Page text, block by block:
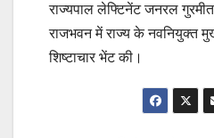
राज्यपाल लेफ्टिनेंट जनरल
राजभवन में राज्य के नवनियुक्त
शिष्टाचार भेंट की।